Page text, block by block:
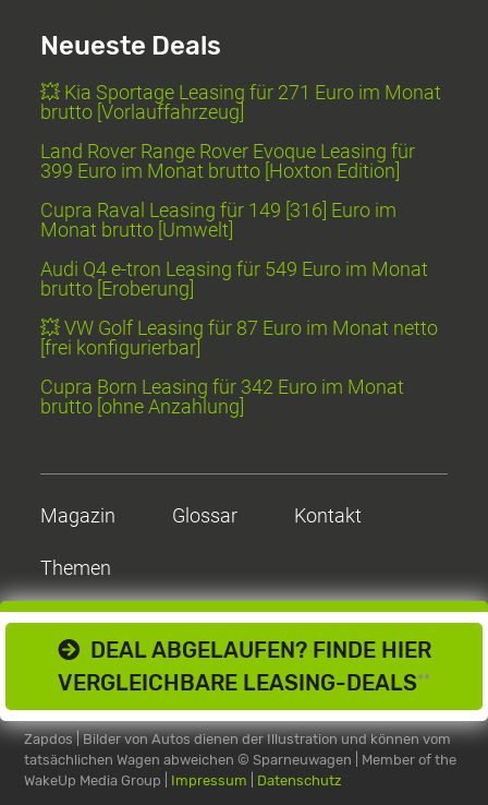
DEAL ABGELAUFEN? FINDE HIER
VERGLEICHBARE LEASING-DEALS**
Neueste Deals
💥 Kia Sportage Leasing für 271 Euro im Monat
brutto [Vorlauffahrzeug]
Land Rover Range Rover Evoque Leasing für
399 Euro im Monat brutto [Hoxton Edition]
Cupra Raval Leasing für 149 [316] Euro im
Monat brutto [Umwelt]
Audi Q4 e-tron Leasing für 549 Euro im Monat
brutto [Eroberung]
💥 VW Golf Leasing für 87 Euro im Monat netto
[frei konfigurierbar]
Cupra Born Leasing für 342 Euro im Monat
brutto [ohne Anzahlung]
Magazin Glossar Kontakt
Themen
Zapdos | Bilder von Autos dienen der Illustration und können vom
tatsächlichen Wagen abweichen© Sparneuwagen | Member of the
WakeUp Media Group | Impressum Datenschutz